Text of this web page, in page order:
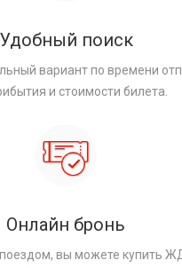
Удобный поиск
вариант по времени
и стоимости билета.
Онлайн бронь
вы можете купить